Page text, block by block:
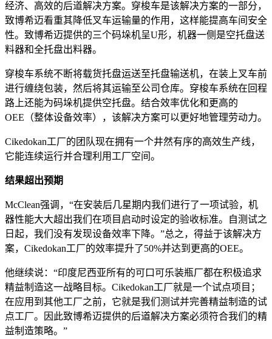
经济、高效的后道解决方案。穿梭车是该解决方案的一部分，
致博希迈看重其降低叉车运输量的作用，这样能提高车间安全
性。致博希迈提供的三个码垛机呈U形，机器一侧是空托盘送
料器和全托盘出料器。
穿梭车系统不断将载货托盘运送至托盘输送机，在装上叉车前
进行缠绕包装，然后将其运输至公司仓库。穿梭车系统在回程
路上还能为码垛机提供空托盘。结合效率优化和更高的
OEE（整体设备效率），该解决方案可以更好地管理劳动力。
Cikedokan工厂的团队现在拥有一个井然有序的高效生产线，
它能连续运行并合理利用工厂空间。
结果超出预期
McClean强调，“在安装后几星期内我们进行了一项试验，机
器性能大大超出我们在项目启动时设定的验收标准。自测试之
日起，我们没有发现设备效率下降。”总之，得益于该解决方
案，Cikedokan工厂的效率提升了50%并达到更高的OEE。
他继续说：“印度尼西亚所有的可口可乐装瓶厂都在积极追求
精益制造这一战略目标。Cikedokan工厂就是一个试点项目；
在应用到其他工厂之前，它就是我们测试并完善精益制造的试
点工厂。因此致博希迈提供的后道解决方案必须符合我们的精
益制造策略。”